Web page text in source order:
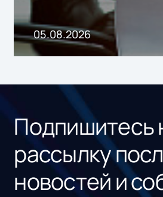
05.08.2026
Подпишитесь
рассылку
новостей и